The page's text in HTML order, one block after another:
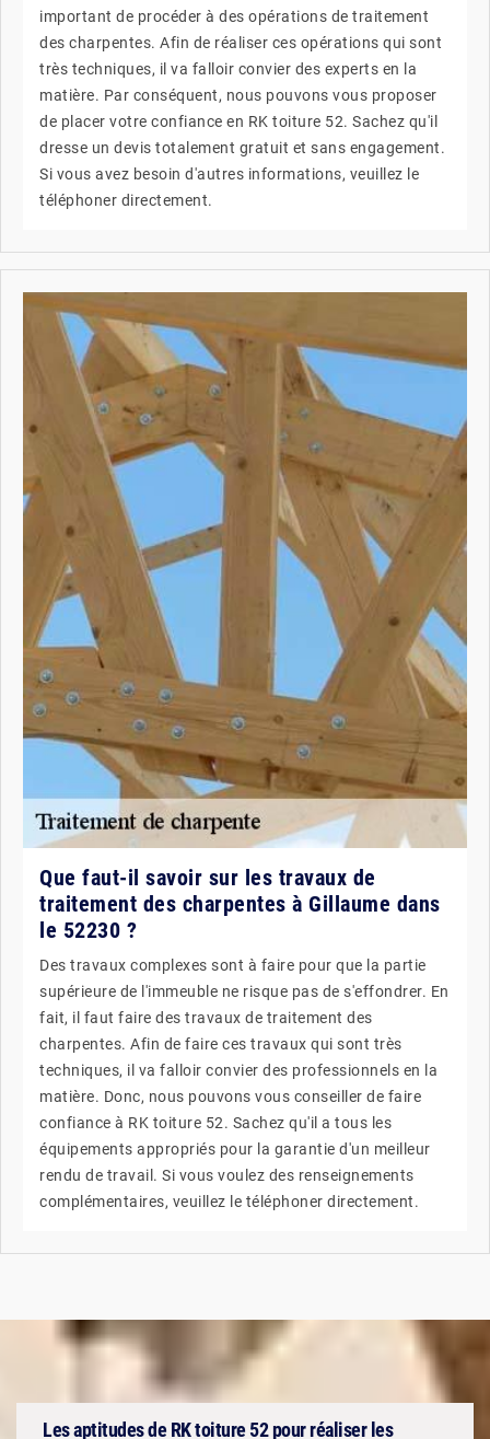
important de procéder à des opérations de traitement
des charpentes. Afin de réaliser ces opérations qui sont
très techniques, il va falloir convier des experts en la
matière. Par conséquent, nous pouvons vous proposer
de placer votre confiance en RK toiture 52. Sachez qu'il
dresse un devis totalement gratuit et sans engagement.
Si vous avez besoin d'autres informations, veuillez le
téléphoner directement.
Que faut-il savoir sur les travaux de
traitement des charpentes à Gillaume dans
le 52230 ?
Des travaux complexes sont à faire pour que la partie
supérieure de l'immeuble ne risque pas de s'effondrer. En
fait, il faut faire des travaux de traitement des
charpentes. Afin de faire ces travaux qui sont très
techniques, il va falloir convier des professionnels en la
matière. Donc, nous pouvons vous conseiller de faire
confiance à RK toiture 52. Sachez qu'il a tous les
équipements appropriés pour la garantie d'un meilleur
rendu de travail. Si vous voulez des renseignements
complémentaires, veuillez le téléphoner directement.
Les aptitudes de RK toiture 52 pour réaliser les